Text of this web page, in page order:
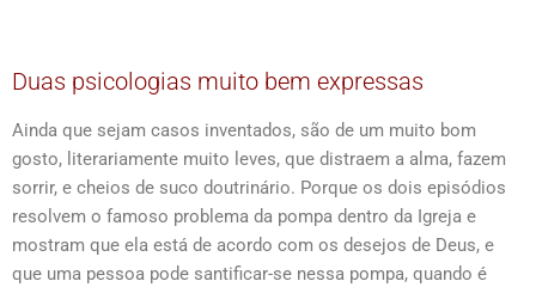
Duas psicologias muito bem expressas
Ainda que sejam casos inventados, são de um muito bom
gosto, literariamente muito leves, que distraem a alma, fazem
sorrir, e cheios de suco doutrinário. Porque os dois episódios
resolvem o famoso problema da pompa dentro da Igreja e
mostram que ela está de acordo com os desejos de Deus, e
que uma pessoa pode santificar-se nessa pompa, quando é